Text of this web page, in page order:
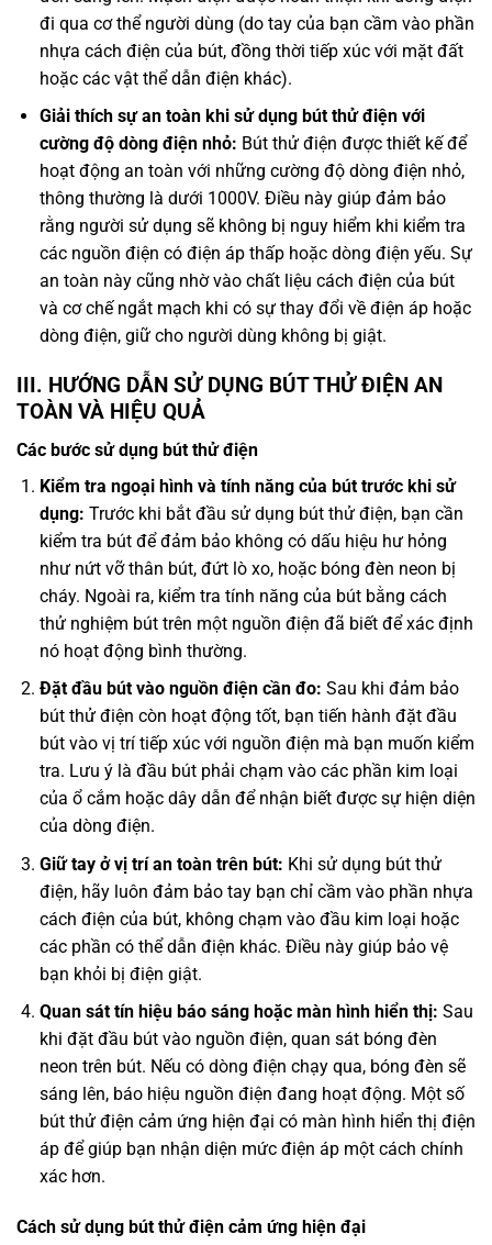
đi qua cơ thể người dùng (do tay của bạn cầm vào phần
nhựa cách điện của bút, đồng thời tiếp xúc với mặt đất
hoặc các vật thể dẫn điện khác).
Giải thích sự an toàn khi sử dụng bút thử điện với
cường độ dòng điện nhỏ: Bút thử điện được thiết kế để
hoạt động an toàn với những cường độ dòng điện nhỏ,
thông thường là dưới 1000V. Điều này giúp đảm bảo
rằng người sử dụng sẽ không bị nguy hiểm khi kiểm tra
các nguồn điện có điện áp thấp hoặc dòng điện yếu. Sự
an toàn này cũng nhờ vào chất liệu cách điện của bút
và cơ chế ngắt mạch khi có sự thay đổi về điện áp hoặc
dòng điện, giữ cho người dùng không bị giật.
III. HƯỚNG DẪN SỬ DỤNG BÚT THỬ ĐIỆN AN
TOÀN VÀ HIỆU QUẢ
Các bước sử dụng bút thử điện
Kiểm tra ngoại hình và tính năng của bút trước khi sử
dụng: Trước khi bắt đầu sử dụng bút thử điện, bạn cần
kiểm tra bút để đảm bảo không có dấu hiệu hư hỏng
như nứt vỡ thân bút, đứt lò xo, hoặc bóng đèn neon bị
cháy. Ngoài ra, kiểm tra tính năng của bút bằng cách
thử nghiệm bút trên một nguồn điện đã biết để xác định
nó hoạt động bình thường.
Đặt đầu bút vào nguồn điện cần đo: Sau khi đảm bảo
bút thử điện còn hoạt động tốt, bạn tiến hành đặt đầu
bút vào vị trí tiếp xúc với nguồn điện mà bạn muốn kiểm
tra. Lưu ý là đầu bút phải chạm vào các phần kim loại
của ổ cắm hoặc dây dẫn để nhận biết được sự hiện diện
của dòng điện.
Giữ tay ở vị trí an toàn trên bút: Khi sử dụng bút thử
điện, hãy luôn đảm bảo tay bạn chỉ cầm vào phần nhựa
cách điện của bút, không chạm vào đầu kim loại hoặc
các phần có thể dẫn điện khác. Điều này giúp bảo vệ
bạn khỏi bị điện giật.
Quan sát tín hiệu báo sáng hoặc màn hình hiển thị: Sau
khi đặt đầu bút vào nguồn điện, quan sát bóng đèn
neon trên bút. Nếu có dòng điện chạy qua, bóng đèn sẽ
sáng lên, báo hiệu nguồn điện đang hoạt động. Một số
bút thử điện cảm ứng hiện đại có màn hình hiển thị điện
áp để giúp bạn nhận diện mức điện áp một cách chính
xác hơn.
Cách sử dụng bút thử điện cảm ứng hiện đại